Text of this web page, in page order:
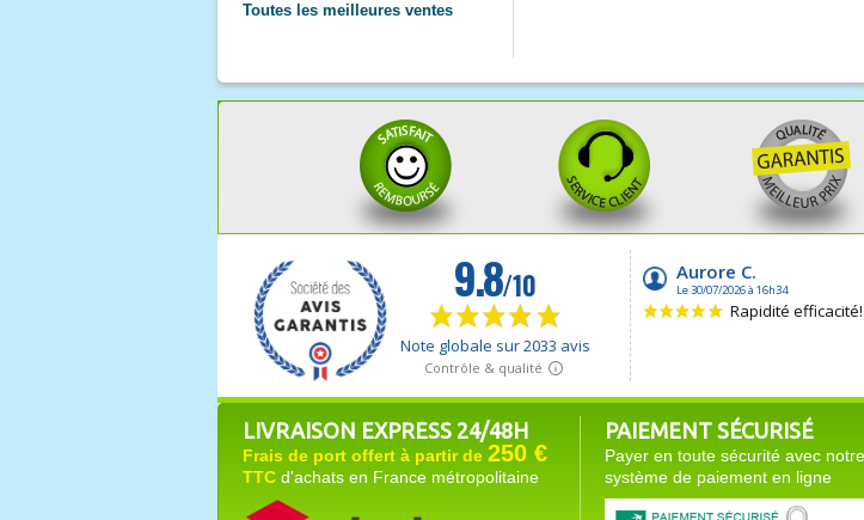
Toutes les meilleures ventes
LIVRAISON EXPRESS 24/48H
Frais de port offert à partir de 250 €
TTC d'achats en France métropolitaine
PAIEMENT SÉCURISÉ
Payer en toute sécurité avec notre
système de paiement en ligne